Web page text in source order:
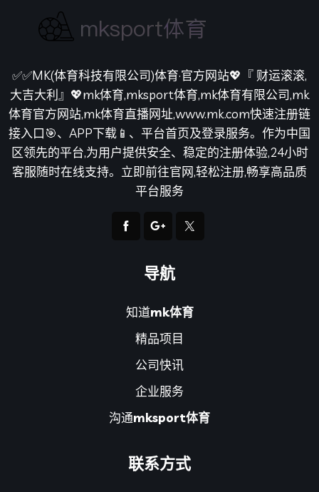
✅✅MK(体育科技有限公司)体育·官方网站💖『 财运滚滚,
大吉大利』💖mk体育,mksport体育,mk体育有限公司,mk
体育官方网站,mk体育直播网址,www.mk.com快速注册链
接入口🎯、APP下载📱、平台首页及登录服务。作为中国
区领先的平台,为用户提供安全、稳定的注册体验,24小时
客服随时在线支持。立即前往官网,轻松注册,畅享高品质
平台服务
导航
知道mk体育
精品项目
公司快讯
企业服务
沟通mksport体育
联系方式